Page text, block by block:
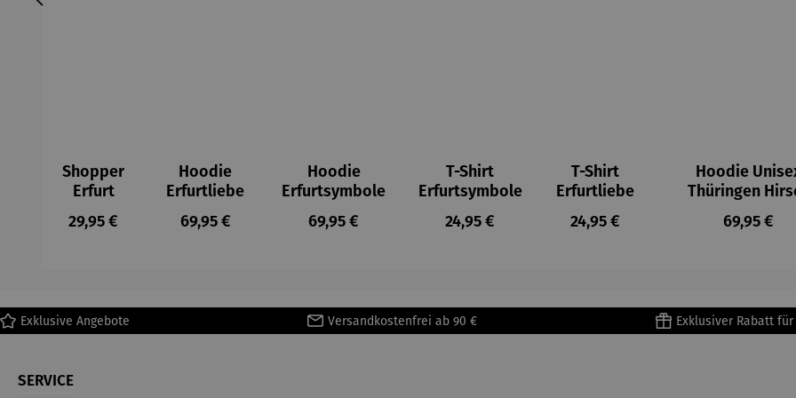
Shopper
Erfurt
Regulärer Preis:
29,95 €
Hoodie
Erfurtliebe
Regulärer Preis:
69,95 €
Hoodie
Erfurtsymbole
Regulärer Preis:
69,95 €
T-Shirt
Erfurtsymbole
Regulärer Preis:
24,95 €
T-Shirt
Erfurtliebe
Regulärer Preis:
24,95 €
Hoodie
Thüringen
Regulärer
69,95 €
Exklusive Angebote Versandkostenfrei ab 90 € Exklusiver Rabatt
SERVICE